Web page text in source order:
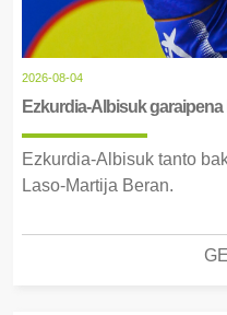
2026-08-04
Ezkurdia-Albisuk
Ezkurdia-Albisuk tanto
Laso-Martija Beran.